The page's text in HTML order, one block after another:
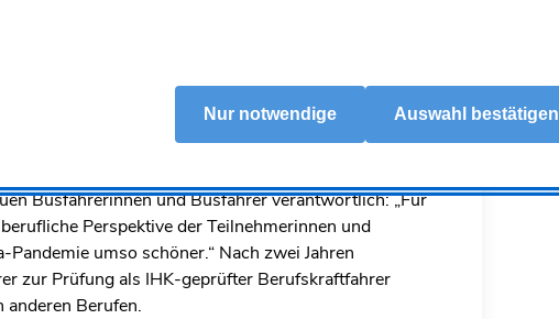
für den Führerschein der Klasse D zum einen die
der Straße sowie die IHK-Prüfung zur sogenannten
Dazu legten die Zwölf im
ab: eine zur Tarif- und
Sie ist stellvertretende Leiterin der Aus- und
Busfahrerinnen und Busfahrer verantwortlich: „Für
Perspektive der Teilnehmerinnen und
umso schöner.“ Nach zwei Jahren
zur Prüfung als IHK-geprüfter Berufskraftfahrer
Berufen.
Nur notwendige Auswahl bestätigen